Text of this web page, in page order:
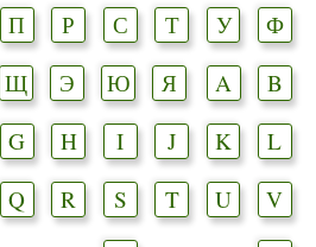
П Р С Т У
Ф
Щ Э Ю Я A
B
G H I J K
L
Q R S T U
V